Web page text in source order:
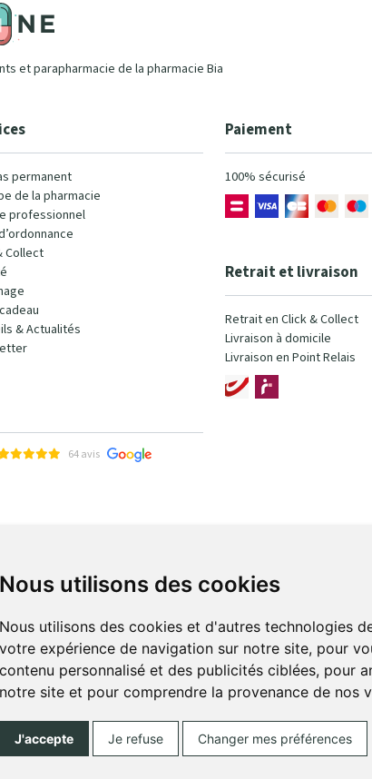
Nous utilisons des cookies
Nous utilisons des cookies et d'autres technologies
votre expérience de navigation sur notre site, pour
contenu personnalisé et des publicités ciblées, pour
notre site et pour comprendre la provenance de nos
J'accepte Je refuse Changer mes préférences
et parapharmacie de la pharmacie Bia
permanent
de la pharmacie
professionnel
Collect
& Actualités
64 avis
Paiement
100% sécurisé
Retrait et livraison
Retrait en Click & Collect
Livraison à domicile
Livraison en Point Relais
Cookies Préférences Cookies
Votre pharmacie sur